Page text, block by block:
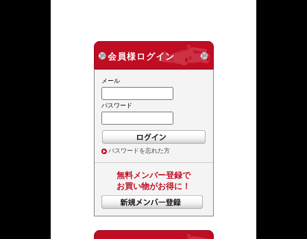
会員様ログイン
メール
パスワード
パスワードを忘れた方
無料メンバー登録で
お買い物がお得に！